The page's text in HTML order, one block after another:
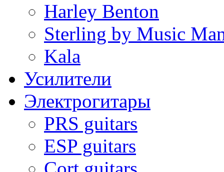
Harley Benton
Sterling by Music
Kala
Усилители
Электрогитары
PRS guitars
ESP guitars